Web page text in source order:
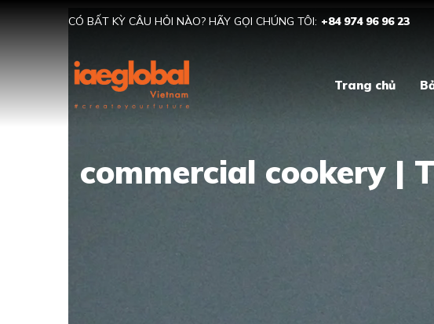
CÓ BẤT KỲ CÂU HỎI NÀO? HÃY GỌI CHÚNG TÔI: +84 974 96 96 23
Trang chủ
commercial cookery |